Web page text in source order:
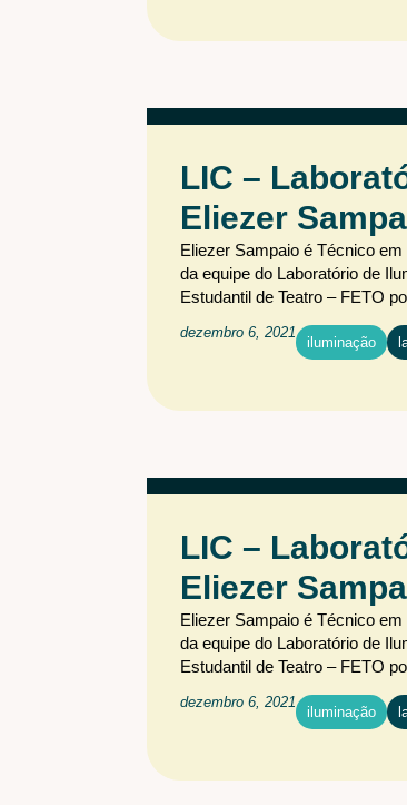
LIC –
Eliezer
Eliezer Sampaio é Técnico
da equipe do Laboratório de
Estudantil de Teatro – FETO
dezembro 6, 2021
iluminação
LIC –
Eliezer
Eliezer Sampaio é Técnico
da equipe do Laboratório de
Estudantil de Teatro – FETO
dezembro 6, 2021
iluminação